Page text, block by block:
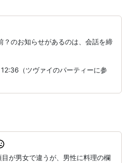
？のお知らせがあるのは、会話を締
（ツヴァイのパーティーに参
が男女で違うが、男性に料理の欄